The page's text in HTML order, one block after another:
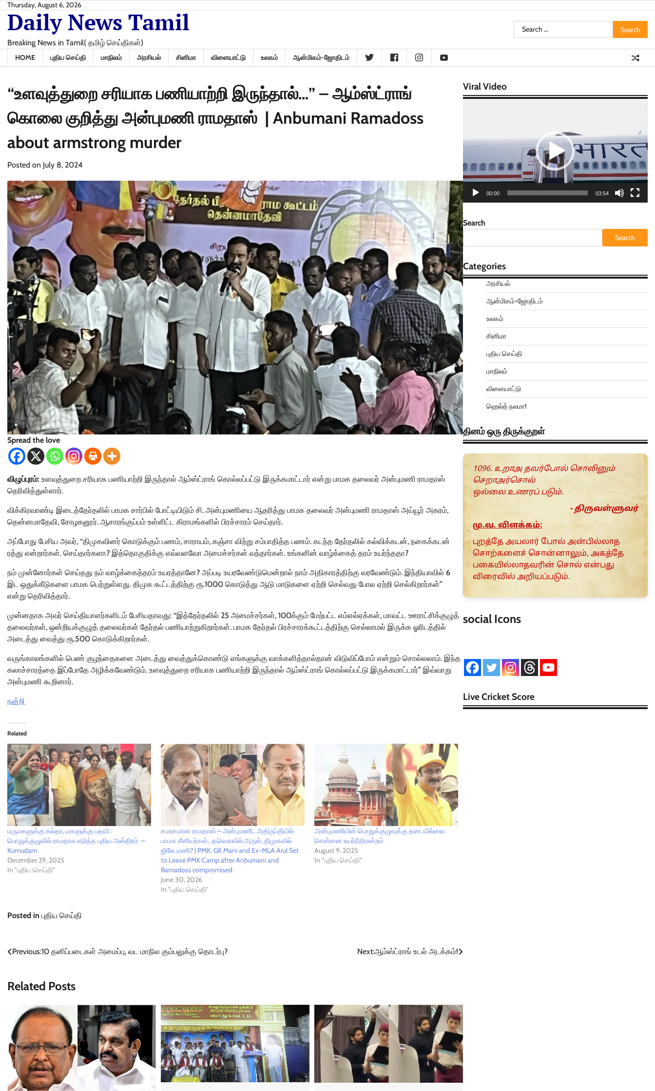
Skip
content
Thursday, August 6, 2026
Daily News Tamil
Breaking News in Tamil( தமிழ் செய்திகள்)
Search
for:
HOME புதிய செய்தி மாநிலம் அரசியல் சினிமா விளையாட்டு உலகம் ஆன்மிகம்-ஜோதிடம்
“உளவுத்துறை சரியாக பணியாற்றி இருந்தால்…” – ஆம்ஸ்ட்ராங்
கொலை குறித்து அன்புமணி ராமதாஸ் | Anbumani Ramadoss
about armstrong murder
Posted on July 8, 2024
Spread the love
விழுப்புரம்: உளவுத்துறை சரியாக பணியாற்றி இருந்தால் ஆம்ஸ்ட்ராங் கொல்லப்பட்டு இருக்கமாட்டார் என்று பாமக தலைவர் அன்புமணி ராமதாஸ்
தெரிவித்துள்ளார்.
விக்கிரவாண்டி இடைத்தேர்தலில் பாமக சார்பில் போட்டியிடும் சி. அன்புமணியை ஆதரித்து பாமக தலைவர் அன்புமணி ராமதாஸ் அய்யூர் அகரம்,
தென்னமாதேவி, சோழகனூர். ஆசாரங்குப்பம் உள்ளிட்ட கிராமங்களில் பிரச்சாரம் செய்தார்.
அப்போது பேசிய அவர், “திமுகவினர் கொடுக்கும் பணம், சாராயம், கஞ்சா விற்று சம்பாதித்த பணம். கடந்த தேர்தலில் கல்விக்கடன், நகைக்கடன்
ரத்து என்றார்கள். செய்தார்களா? இத்தொகுதிக்கு எவ்வளவோ அமைச்சர்கள் வந்தார்கள். உங்களின் வாழ்க்கைத் தரம் உயர்ந்ததா?
நம் முன்னோர்கள் செய்தது நம் வாழ்க்கைத்தரம் உயரத்தானே? அப்படி உயரவேண்டுமென்றால் நாம் அதிகாரத்திற்கு வரவேண்டும். இந்தியாவில் 6
இட ஒதுக்கீடுகளை பாமக பெற்றுள்ளது. திமுக கூட்டத்திற்கு ரூ.1000 கொடுத்து ஆடு மாடுகளை ஏற்றி செல்வது போல ஏற்றி செல்கிறார்கள்”
என்று தெரிவித்தார்.
முன்னதாக அவர் செய்தியாளர்களிடம் பேசியதாவது: “இத்தேர்தலில் 25 அமைச்சர்கள், 100க்கும் மேற்பட்ட எம்எல்ஏக்கள், மாவட்ட ஊராட்சிக்குழுத்
தலைவர்கள், ஒன்றியக்குழுத் தலைவர்கள் தேர்தல் பணியாற்றுகிறார்கள். பாமக தேர்தல் பிரச்சாரக்கூட்டத்திற்கு செல்லாமல் இருக்க ஓரிடத்தில்
அடைத்து வைத்து ரூ.500 கொடுக்கிறார்கள்.
வருங்காலங்களில் பெண் குழந்தைகளை அடைத்து வைத்துக்கொண்டு எங்களுக்கு வாக்களித்தால்தான் விடுவிப்போம் என்றும் சொல்லலாம். இந்த
கலாச்சாரத்தை இப்போதே அழிக்கவேண்டும். உளவுத்துறை சரியாக பணியாற்றி இருந்தால் ஆம்ஸ்ட்ராங் கொல்லப்பட்டு இருக்கமாட்டார்” இவ்வாறு
அன்புமணி கூறினார்.
நன்றி
Related
மருமகளுக்கு கல்தா, மகளுக்கு பதவி :
பொதுக்குழுவில் ராமதாசு எடுத்த புதிய அஸ்திரம் –
Kumudam
December 29, 2025
In "புதிய செய்தி"
சமரசமான ராமதாஸ் – அன்புமணி.. அதிருப்தியில்
பாமக சீனியர்கள்.. தவெகவில் அருள், திமுகவில்
ஜிகே மணி? | PMK: GK Mani and Ex-MLA Arul Set
to Leave PMK Camp after Anbumani and
Ramadoss compromised
June 30, 2026
In "புதிய செய்தி"
அன்புமணியின் பொதுக்குழுவுக்கு தடையில்லை:
சென்னை உயர்நீதிமன்றம்
August 9, 2025
In "புதிய செய்தி"
Posted in புதிய செய்தி
Post
Previous:10 தனிப்படைகள் அமைப்பு, வட மாநில கும்பலுக்கு தொடர்பு? Next:ஆம்ஸ்ட்ராங் உடல் அடக்கம்!
Related Posts
Viral Video
00:00 03:54
Search
Search
Categories
அரசியல்
ஆன்மிகம்-ஜோதிடம்
உலகம்
சினிமா
புதிய செய்தி
மாநிலம்
விளையாட்டு
ஹெல்த் நலமா!
தினம் ஒரு திருக்குறள்
1096. உறாஅ தவர்போல் சொலினும்
செறாஅர்சொல்
ஒல்லை உணரப் படும்.
- திருவள்ளுவர்
மு.வ. விளக்கம்:
புறத்தே அயலார் போல் அன்பில்லாத
சொற்களைச் சொன்னாலும், அகத்தே
பகையில்லாதவரின் சொல் என்பது
விரைவில் அறியப்படும்.
social Icons
Live Cricket Score